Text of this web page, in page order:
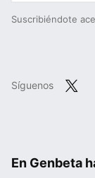
Suscribiéndote
Síguenos
En Genbeta